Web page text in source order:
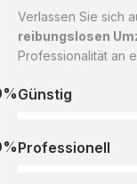
Verlassen Sie sich
reibungslosen
Professionalität an
Günstig
Professionell